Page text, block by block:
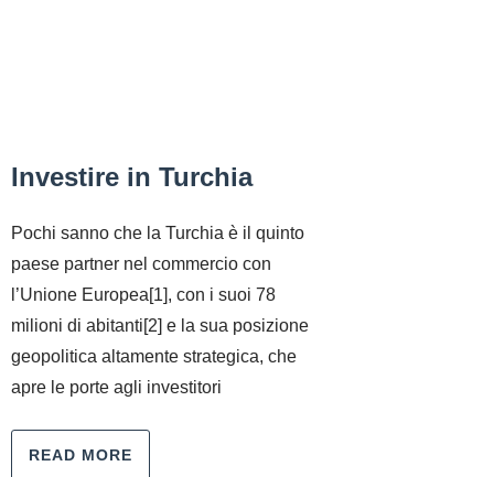
Investire in Turchia
Pochi sanno che la Turchia è il quinto
paese partner nel commercio con
l’Unione Europea[1], con i suoi 78
milioni di abitanti[2] e la sua posizione
geopolitica altamente strategica, che
apre le porte agli investitori
READ MORE